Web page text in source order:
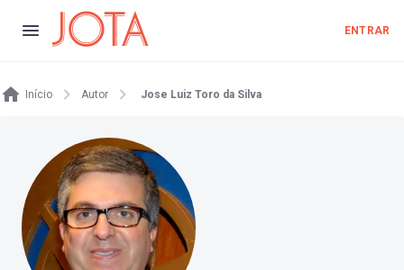
ENTRAR
Início Autor Jose Luiz Toro da Silva